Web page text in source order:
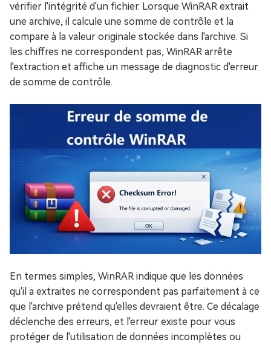
vérifier l'intégrité d'un fichier. Lorsque WinRAR extrait
une archive, il calcule une somme de contrôle et la
compare à la valeur originale stockée dans l'archive. Si
les chiffres ne correspondent pas, WinRAR arrête
l'extraction et affiche un message de diagnostic d'erreur
de somme de contrôle.
En termes simples, WinRAR indique que les données
qu'il a extraites ne correspondent pas parfaitement à ce
que l'archive prétend qu'elles devraient être. Ce décalage
déclenche des erreurs, et l'erreur existe pour vous
protéger de l'utilisation de données incomplètes ou